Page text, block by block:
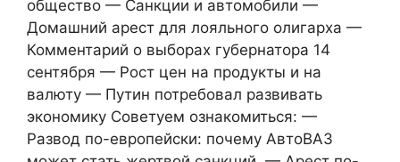
общество — Санкции и автомобили —
Домашний арест для лояльного олигарха —
Комментарий о выборах губернатора 14
сентября — Рост цен на продукты и на
валюту — Путин потребовал развивать
экономику Советуем ознакомиться: —
Развод по-европейски: почему АвтоВАЗ